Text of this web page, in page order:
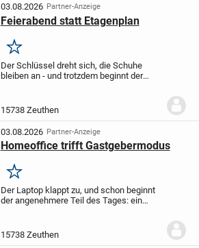
03.08.2026 Partner-Anzeige
Feierabend statt Etagenplan
Merken
Der Schlüssel dreht sich, die Schuhe
bleiben an - und trotzdem beginnt der
verbindet 100,72 m² Wohnfläche mit
einem Alltag,...
15738 Zeuthen
03.08.2026 Partner-Anzeige
Homeoffice trifft Gastgebermodus
Merken
Der Laptop klappt zu, und schon beginnt
der angenehmere Teil des Tages: ein
ohne Wege über mehrere Etagen. Der
geplante...
15738 Zeuthen